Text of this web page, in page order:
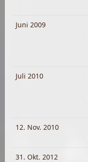
Juni 2009
Juli 2010
12. Nov. 2010
31. Okt. 2012